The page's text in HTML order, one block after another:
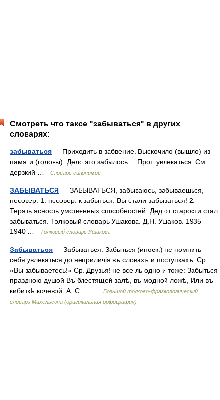
Смотреть что такое "забываться" в других
словарях:
забываться — Приходить в забвение. Выскочило (вышло) из
памяти (головы). Дело это забылось. .. Прот. увлекаться. См.
дерзкий …
Словарь синонимов
ЗАБЫВАТЬСЯ — ЗАБЫВАТЬСЯ, забываюсь, забываешься,
несовер. 1. несовер. к забыться. Вы стали забываться! 2.
Терять ясность умственных способностей. Дед от старости стал
забываться. Толковый словарь Ушакова. Д.Н. Ушаков. 1935
1940 …
Толковый словарь Ушакова
Забываться — Забываться. Забыться (иноск.) не помнить
себя увлекаться до неприличія въ словахъ и поступкахъ. Ср.
«Вы забываетесь!» Ср. Друзья! не все ль одно и тоже: Забыться
праздною душой Въ блестящей залѣ, въ модной ложѣ, Или въ
кибиткѣ кочевой. А. С.… …
Большой толково-фразеологический
словарь Михельсона (оригинальная орфография)